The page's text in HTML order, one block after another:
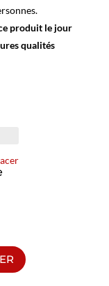
produit le jour
qualités